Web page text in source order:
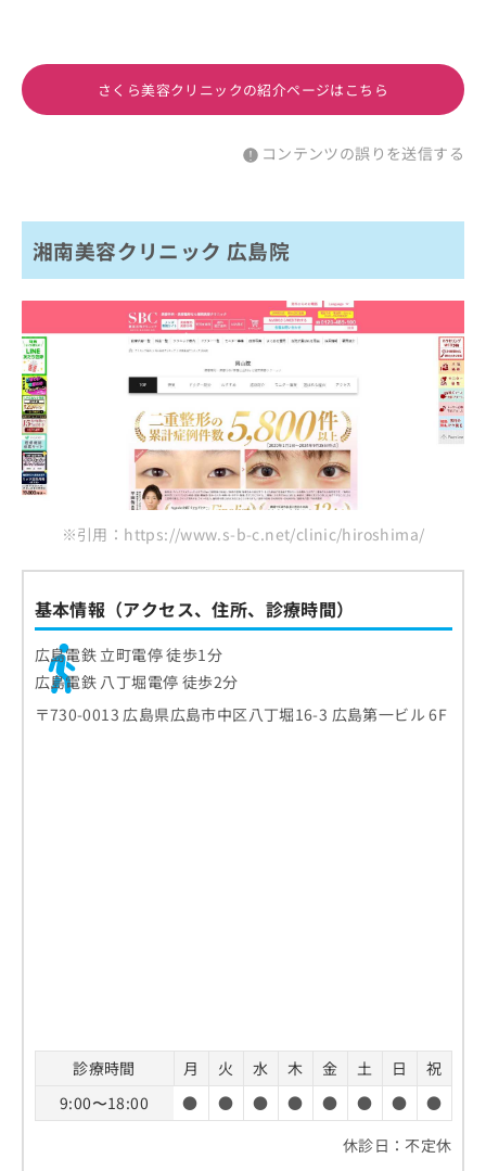
さくら美容クリニックの紹介ページはこちら
コンテンツの誤りを送信する
湘南美容クリニック 広島院
※引用：https://www.s-b-c.net/clinic/hiroshima/
基本情報（アクセス、住所、診療時間）
広島電鉄 立町電停 徒歩1分
広島電鉄 八丁堀電停 徒歩2分
〒730-0013 広島県広島市中区八丁堀16-3 広島第一ビル 6F
診療時間 月 火 水 木 金 土 日
祝
9:00〜18:00
● ● ● ● ● ● ●
●
休診日：不定休